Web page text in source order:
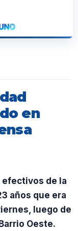
en
efectivos de la
años que era
luego de
Oeste.